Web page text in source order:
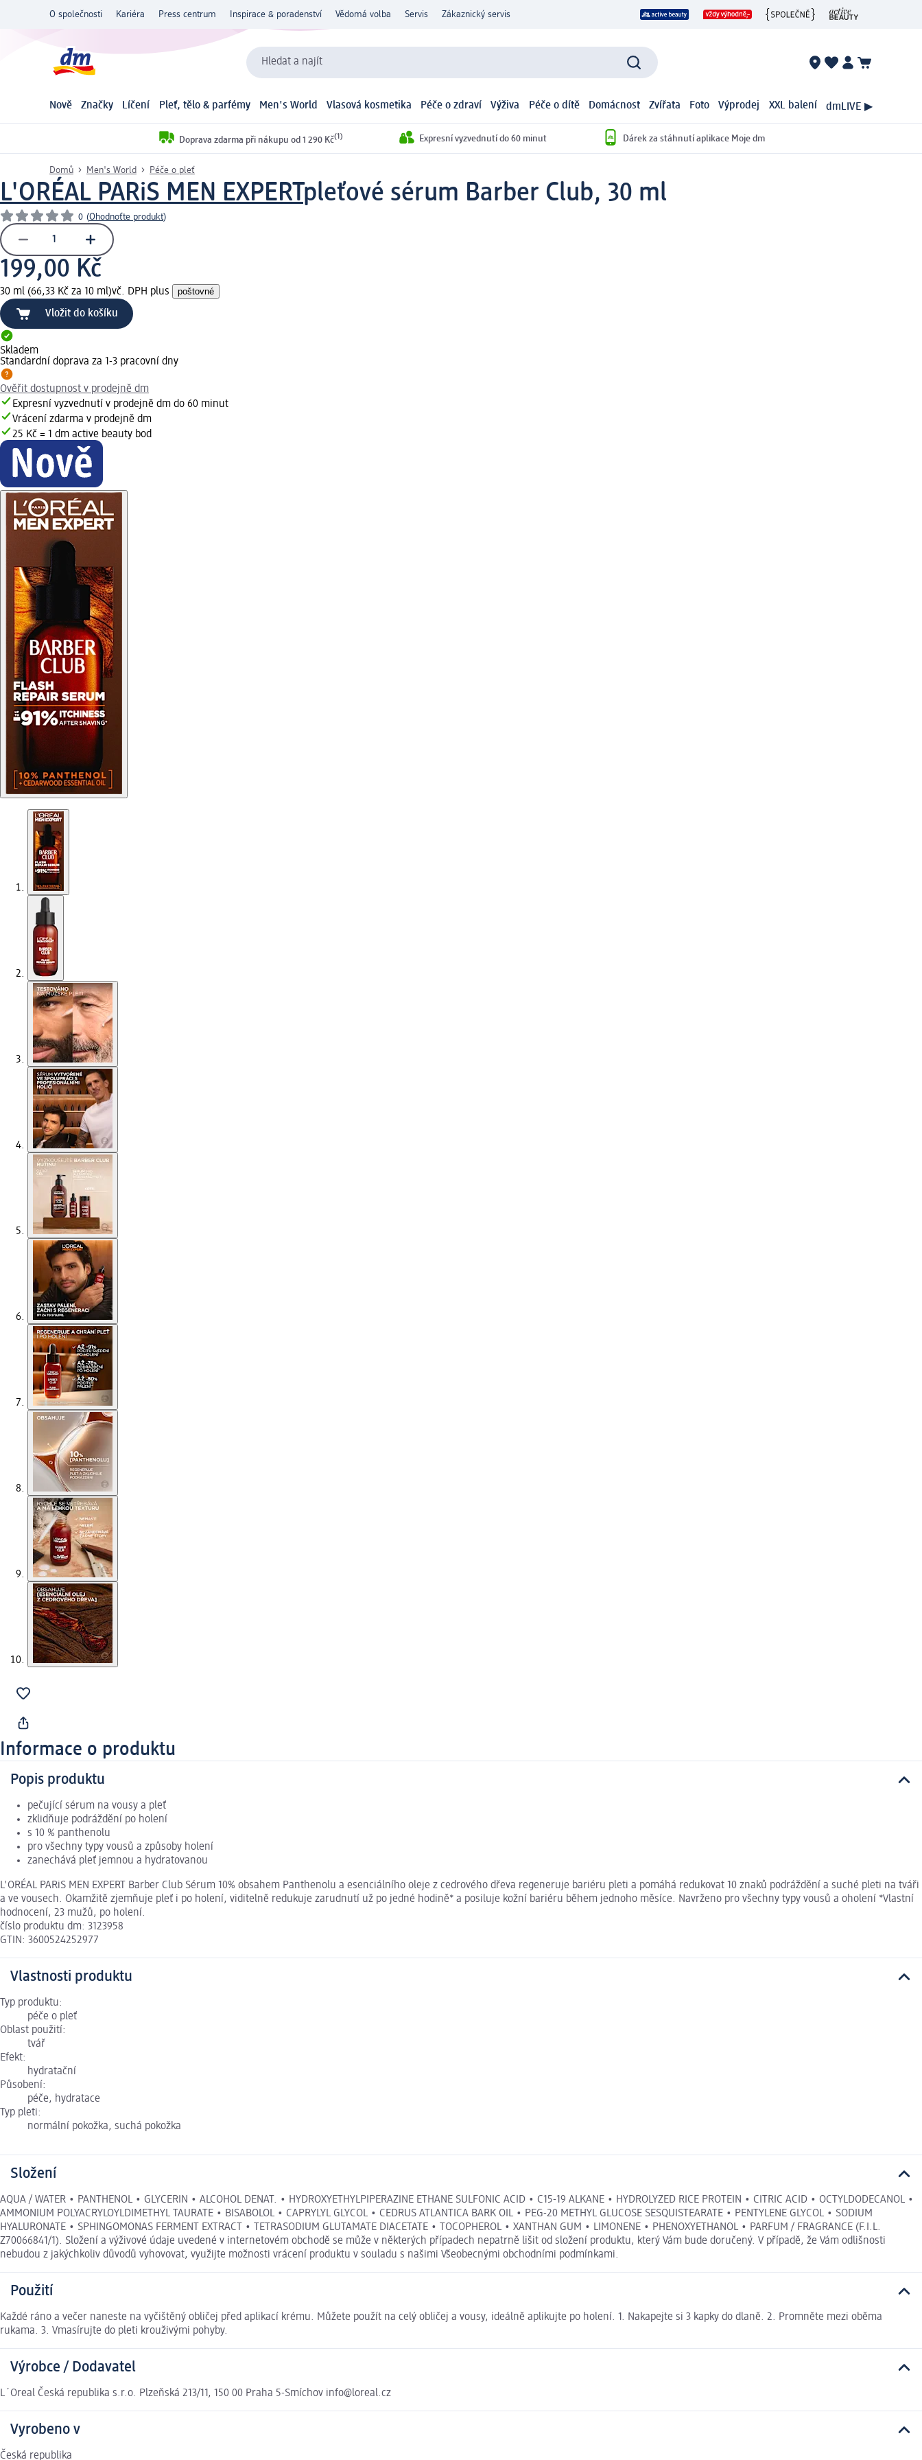
O společnosti Kariéra Press centrum Inspirace & poradenství Vědomá volba Servis Zákaznický servis
Hledat a najít
Nově Značky Líčení Pleť, tělo & parfémy Men's World Vlasová kosmetika Péče o zdraví Výživa Péče o dítě Domácnost Zvířata Foto Výprodej XXL balení dmLIVE ▶
Doprava zdarma při nákupu od 1 290 Kč(1) Expresní vyzvednutí do 60 minut Dárek za stáhnutí aplikace Moje dm
Domů Men's World Péče o pleť
L'ORÉAL PARiS MEN EXPERTpleťové sérum Barber Club, 30 ml
0 (Ohodnoťte produkt)
199,00 Kč
30 ml (66,33 Kč za 10 ml)vč. DPH plus poštovné
Vložit do košíku
Skladem
Standardní doprava za 1-3 pracovní dny
Ověřit dostupnost v prodejně dm
Expresní vyzvednutí v prodejně dm do 60 minut
Vrácení zdarma v prodejně dm
25 Kč = 1 dm active beauty bod
Informace o produktu
Popis produktu
pečující sérum na vousy a pleť
zklidňuje podráždění po holení
s 10 % panthenolu
pro všechny typy vousů a způsoby holení
zanechává pleť jemnou a hydratovanou
L'ORÉAL PARiS MEN EXPERT Barber Club Sérum 10% obsahem Panthenolu a esenciálního oleje z cedrového dřeva regeneruje bariéru pleti a pomáhá redukovat 10 znaků podráždění a suché pleti na tváři
a ve vousech. Okamžitě zjemňuje pleť i po holení, viditelně redukuje zarudnutí už po jedné hodině* a posiluje kožní bariéru během jednoho měsíce. Navrženo pro všechny typy vousů a oholení *Vlastní
hodnocení, 23 mužů, po holení.
číslo produktu dm: 3123958
GTIN: 3600524252977
Vlastnosti produktu
Typ produktu:
péče o pleť
Oblast použití:
tvář
Efekt:
hydratační
Působení:
péče, hydratace
Typ pleti:
normální pokožka, suchá pokožka
Složení
AQUA / WATER • PANTHENOL • GLYCERIN • ALCOHOL DENAT. • HYDROXYETHYLPIPERAZINE ETHANE SULFONIC ACID • C15-19 ALKANE • HYDROLYZED RICE PROTEIN • CITRIC ACID • OCTYLDODECANOL •
AMMONIUM POLYACRYLOYLDIMETHYL TAURATE • BISABOLOL • CAPRYLYL GLYCOL • CEDRUS ATLANTICA BARK OIL • PEG-20 METHYL GLUCOSE SESQUISTEARATE • PENTYLENE GLYCOL • SODIUM
HYALURONATE • SPHINGOMONAS FERMENT EXTRACT • TETRASODIUM GLUTAMATE DIACETATE • TOCOPHEROL • XANTHAN GUM • LIMONENE • PHENOXYETHANOL • PARFUM / FRAGRANCE (F.I.L.
Z70066841/1). Složení a výživové údaje uvedené v internetovém obchodě se může v některých případech nepatrně lišit od složení produktu, který Vám bude doručený. V případě, že Vám odlišnosti
nebudou z jakýchkoliv důvodů vyhovovat, využijte možnosti vrácení produktu v souladu s našimi Všeobecnými obchodními podmínkami.
Použití
Každé ráno a večer naneste na vyčištěný obličej před aplikací krému. Můžete použít na celý obličej a vousy, ideálně aplikujte po holení. 1. Nakapejte si 3 kapky do dlaně. 2. Promněte mezi oběma
rukama. 3. Vmasírujte do pleti krouživými pohyby.
Výrobce / Dodavatel
L´Oreal Česká republika s.r.o. Plzeňská 213/11, 150 00 Praha 5-Smíchov info@loreal.cz
Vyrobeno v
Česká republika